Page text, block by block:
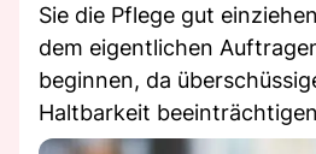
Sie die Pflege gut
dem eigentlichen
beginnen, da
Haltbarkeit